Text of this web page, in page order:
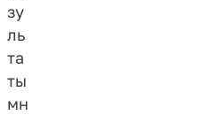
зу
ль
та
ты
мн